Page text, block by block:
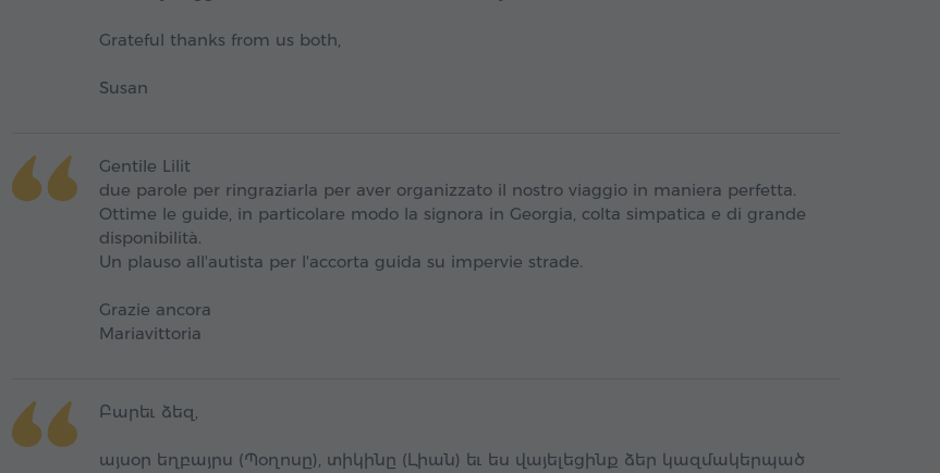
Grateful thanks from us both,
Susan
Gentile Lilit
due parole per ringraziarla per aver organizzato il nostro viaggio in maniera perfetta.
Ottime le guide, in particolare modo la signora in Georgia, colta simpatica e di grande
disponibilità.
Un plauso all'autista per l'accorta guida su impervie strade.
Grazie ancora
Mariavittoria
Բարեւ ձեզ,
այսօր եղբայրս (Պօղոսը), տիկինը (Լիան) եւ ես վայելեցինք ձեր կազմակերպած